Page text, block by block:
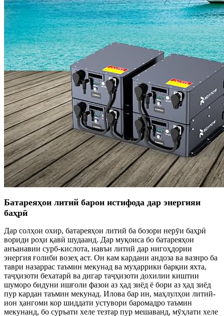
Батареяҳои литий барои истифода дар энергияи
баҳрӣ
Дар солҳои охир, батареяҳои литий ба бозори нерӯи баҳрӣ
вориди роҳи қавӣ шудаанд. Дар муқоиса бо батареяҳои
анъанавии сурб-кислота, навъи литий дар нигоҳдории
энергия ғолиби возеҳ аст. Он кам кардани андоза ва вазнро ба
таври назаррас таъмин мекунад ва муҳаррики барқии яхта,
таҷҳизоти бехатарӣ ва дигар таҷҳизоти дохилии киштии
шуморо бидуни ишғоли фазои аз ҳад зиёд ё бори аз ҳад зиёд
пур кардан таъмин мекунад. Илова бар ин, маҳлулҳои литий-
ион ҳангоми кор шиддати устувори баромадро таъмин
мекунанд, бо суръати хеле тезтар пур мешаванд, мӯҳлати хеле